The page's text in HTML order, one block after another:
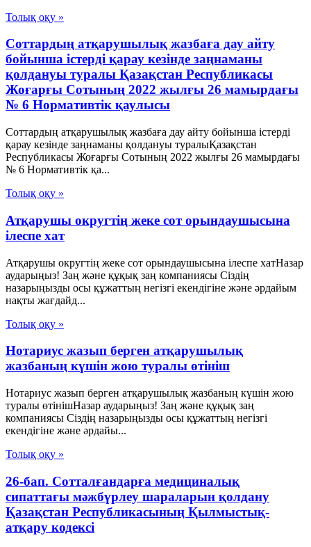
Толық оқу »
Соттардың атқарушылық жазбаға дау айту
бойынша істерді қарау кезінде заңнаманы
қолдануы туралы Қазақстан Республикасы
Жоғарғы Сотының 2022 жылғы 26 мамырдағы
№ 6 Нормативтік қаулысы
Соттардың атқарушылық жазбаға дау айту бойынша істерді
қарау кезінде заңнаманы қолдануы туралыҚазақстан
Республикасы Жоғарғы Сотының 2022 жылғы 26 мамырдағы
№ 6 Нормативтік қа...
Толық оқу »
Атқарушы округтің жеке сот орындаушысына
ілеспе хат
Атқарушы округтің жеке сот орындаушысына ілеспе хатНазар
аударыңыз! Заң және құқық заң компаниясы Сіздің
назарыңызды осы құжаттың негізгі екендігіне және әрдайым
нақты жағдайд...
Толық оқу »
Нотариус жазып берген атқарушылық
жазбаның күшін жою туралы өтініш
Нотариус жазып берген атқарушылық жазбаның күшін жою
туралы өтінішНазар аударыңыз! Заң және құқық заң
компаниясы Сіздің назарыңызды осы құжаттың негізгі
екендігіне және әрдайы...
Толық оқу »
26-бап. Сотталғандарға медициналық
сипаттағы мәжбүрлеу шараларын қолдану
Қазақстан Республикасының Қылмыстық-
атқару кодексі